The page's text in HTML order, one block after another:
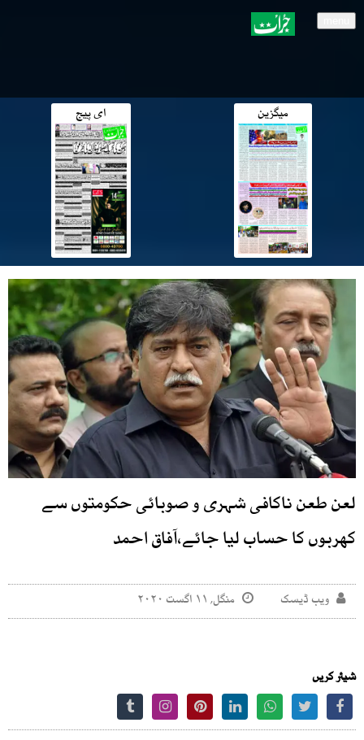
میگزین ای پیج
لعن طعن ناکافی شہری و صوبائی حکومتوں سے
کھربوں کا حساب لیا جائے،آفاق احمد
ویب ڈیسک منگل, ۱۱ اگست ۲۰۲۰
شیئر کریں